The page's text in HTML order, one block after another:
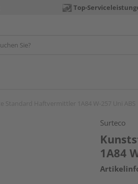
Top-
Surteco
1A84